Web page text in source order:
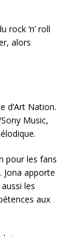
rock ‘n’ roll
alors
d’Art Nation.
Music,
pour les fans
Jona apporte
les
aux